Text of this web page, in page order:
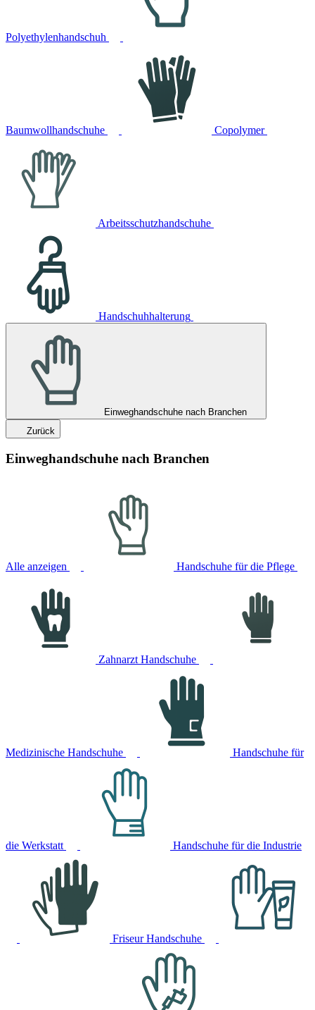
Polyethylenhandschuh
Baumwollhandschuhe Copolymer
Arbeitsschutzhandschuhe
Handschuhhalterung
Einweghandschuhe nach Branchen
Zurück
Einweghandschuhe nach Branchen
Alle anzeigen Handschuhe für die Pflege
Zahnarzt Handschuhe
Medizinische Handschuhe Handschuhe für
die Werkstatt Handschuhe für die Industrie
Friseur Handschuhe